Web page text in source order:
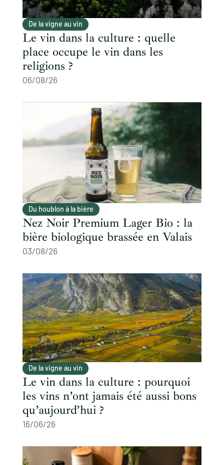
De la vigne au vin
Le vin dans la culture : quelle
place occupe le vin dans les
religions ?
06/08/26
Du houblon à la bière
Nez Noir Premium Lager Bio : la
bière biologique brassée en Valais
03/08/26
De la vigne au vin
Le vin dans la culture : pourquoi
les vins n’ont jamais été aussi bons
qu’aujourd’hui ?
16/06/26